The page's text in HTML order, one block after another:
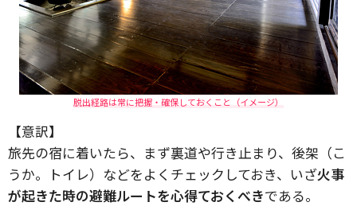
脱出経路は常に把握・確保しておくこと（イメージ）
【意訳】
旅先の宿に着いたら、まず裏道や行き止まり、後架（こ
うか。トイレ）などをよくチェックしておき、いざ火事
が起きた時の避難ルートを心得ておくべきである。